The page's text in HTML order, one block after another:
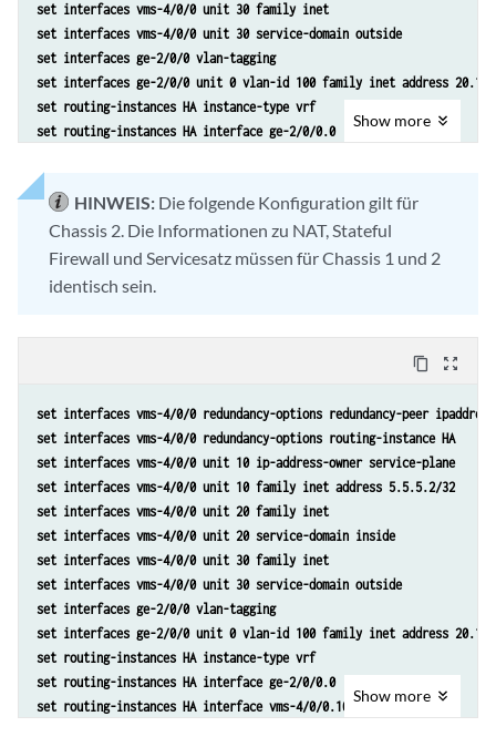
set interfaces vms-4/0/0 unit 30 family inet
set interfaces vms-4/0/0 unit 30 service-domain outside
set interfaces ge-2/0/0 vlan-tagging
set interfaces ge-2/0/0 unit 0 vlan-id 100 family inet address
set routing-instances HA instance-type vrf
set routing-instances HA interface ge-2/0/0.0
set routing-instances HA route-distinguisher 1:1
set policy-options policy-statement dummy term 1 then reject
set routing-instances HA vrf-import dummy
set routing-instances HA vrf-export dummy
set routing-instances HA routing-options static route route 5.5.5.1/
set services nat rule r2 term t1 from source-address 129.0.0.0/8
set services nat rule r2 term t1 from source-address 128.0.0.0/8
set services nat rule r2 term t1 then translated source-pool p2
set services nat rule r2 term t1 then translated translation-type
set services nat rule r2 term t1 then translated address-pooling
set services nat rule r2 term t1 then syslog
set services stateful-firewall rule r2 match-direction input
set services stateful-firewall rule r2 term t1 from source-address
set services stateful-firewall rule r2 term t1 then accept
set services stateful-firewall rule r2 term t1 then syslog
set services service-set ss2 replicate-services replication-threshold
set services service-set ss2 replicate-services stateful-firewall
set services service-set ss2 replicate-services nat
Show more
HINWEIS: Die folgende Konfiguration gilt für
Chassis 2. Die Informationen zu NAT, Stateful
Firewall und Servicesatz müssen für Chassis 1 und 2
identisch sein.
content_copy zoom_out_map
set interfaces vms-4/0/0 redundancy-options redundancy-peer
set interfaces vms-4/0/0 redundancy-options routing-instance HA
set interfaces vms-4/0/0 unit 10 ip-address-owner service-plane
set interfaces vms-4/0/0 unit 10 family inet address 5.5.5.2/32
set interfaces vms-4/0/0 unit 20 family inet
set interfaces vms-4/0/0 unit 20 service-domain inside
set interfaces vms-4/0/0 unit 30 family inet
set interfaces vms-4/0/0 unit 30 service-domain outside
set interfaces ge-2/0/0 vlan-tagging
set interfaces ge-2/0/0 unit 0 vlan-id 100 family inet address
set routing-instances HA instance-type vrf
set routing-instances HA interface ge-2/0/0.0
set routing-instances HA interface vms-4/0/0.10
Show more